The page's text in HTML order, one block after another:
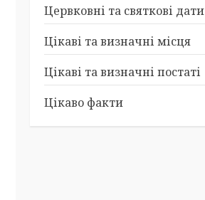
Цервковні та святкові дати
Цікаві та визначні місця
Цікаві та визначні постаті
Цікаво факти